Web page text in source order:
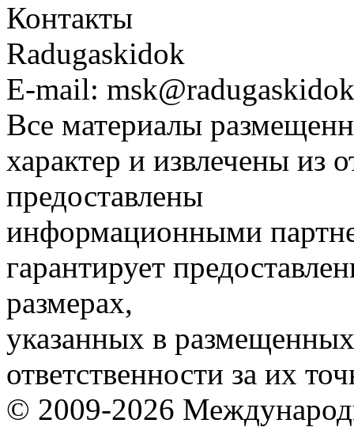
Контакты
Radugaskidok
E-mail:
Все материалы
характер и извлечены из
предоставлены
информационными
гарантирует
размерах,
указанных в
ответственности за их
© 2009-2026